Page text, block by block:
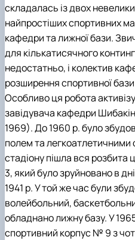
складалась із двох
найпростіших спортивних
кафедри та лижної бази.
для кількатисячного
недостатньо, і колектив
розширення спортивної
Особливо ця робота
завідувача кафедри
1969). До 1960 р. було
полем та
стадіону пішла вся розбита
3, який було зруйновано в
1941 р. У той же час були
волейбольний,
обладнано лижну базу. У
спортивний корпус № 9 з